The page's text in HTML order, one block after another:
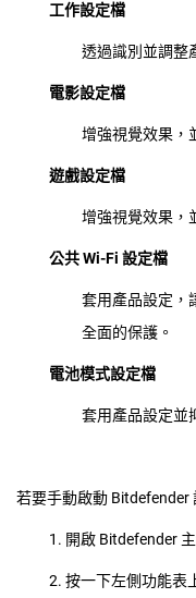
工作設定檔
透過識別並調整
電影設定檔
增強視覺效果，
遊戲設定檔
增強視覺效果，
公共 Wi-Fi 設定檔
套用產品設定，
全面的保護。
電池模式設定檔
套用產品設定並
若要手動啟動 Bitdefender
1. 開啟 Bitdefender
2. 按一下左側功能表